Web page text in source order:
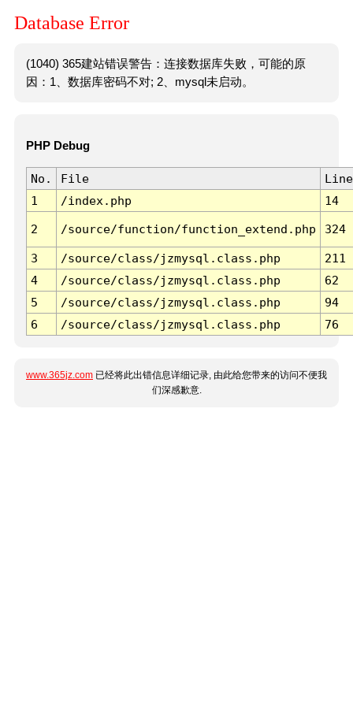
Database Error
(1040) 365建站错误警告：连接数据库失败，可能的原
因：1、数据库密码不对; 2、mysql未启动。
PHP Debug
No. File
Line
1
/index.php 14
2 /source/function/function_extend.php 324
3 /source/class/jzmysql.class.php
211
4
/source/class/jzmysql.class.php
62
5
/source/class/jzmysql.class.php
94
6
/source/class/jzmysql.class.php 76
www.365jz.com 已经将此出错信息详细记录, 由此给您带来的访问不便我
们深感歉意.